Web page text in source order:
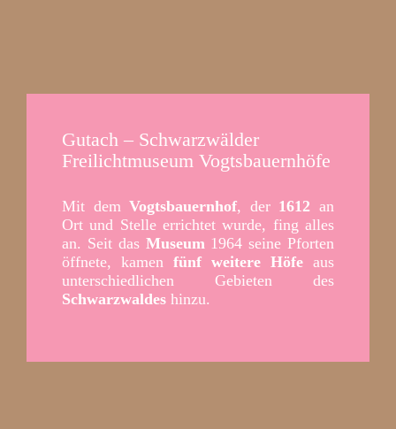
Gutach – Schwarzwälder
Freilichtmuseum Vogtsbauernhöfe
Mit demVogtsbauernhof, der 1612 an
Ort und Stelle errichtet wurde, fing alles
an. Seit das Museum 1964 seine Pforten
öffnete, kamen fünf weitere Höfe aus
unterschiedlichen Gebieten des
Schwarzwaldeshinzu.